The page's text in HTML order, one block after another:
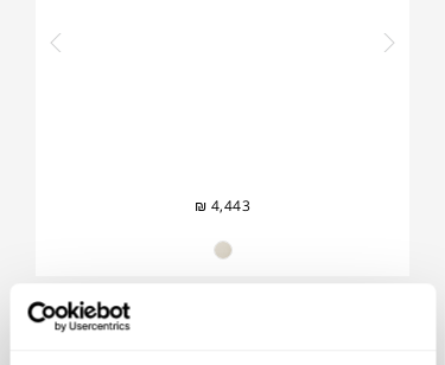
₪ 4,443